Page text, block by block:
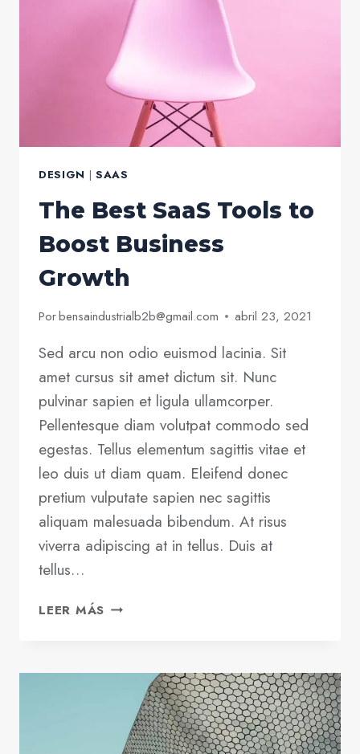
OUT
DESIGN | SAAS
The Best SaaS Tools to
Boost Business
Growth
Porbensaindustrialb2b@gmail.com abril 23, 2021
Sed arcu non odio euismod lacinia. Sit
amet cursus sit amet dictum sit. Nunc
pulvinar sapien et ligula ullamcorper.
Pellentesque diam volutpat commodo sed
egestas. Tellus elementum sagittis vitae et
leo duis ut diam quam. Eleifend donec
pretium vulputate sapien nec sagittis
aliquam malesuada bibendum. At risus
viverra adipiscing at in tellus. Duis at
tellus…
LEER MÁS THE
BOOST
BUSINESS
GROWTH